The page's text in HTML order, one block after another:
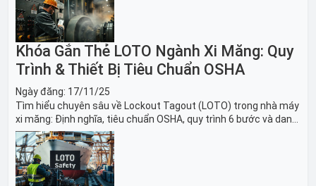
Khóa Gắn Thẻ LOTO Ngành Xi Măng: Quy
Trình & Thiết Bị Tiêu Chuẩn OSHA
Ngày đăng: 17/11/25
Tìm hiểu chuyên sâu về Lockout Tagout (LOTO) trong nhà máy
xi măng: Định nghĩa, tiêu chuẩn OSHA, quy trình 6 bước và danh
sách thiết bị LOTO thiết yếu. Giải pháp bảo trì lò nung, máy
nghiền an toàn.